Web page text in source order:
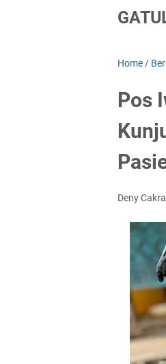
Home /
Pos
Deny Cakra